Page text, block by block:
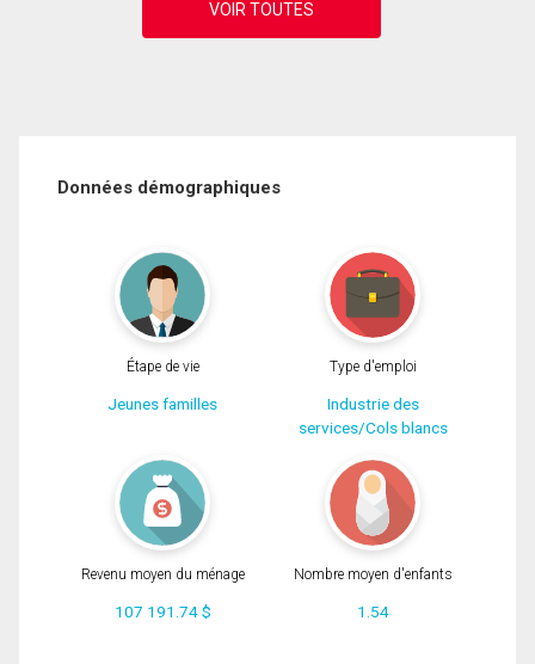
Données démographiques
Étape de vie
Jeunes familles
Type d'emploi
Industrie des
services/Cols blancs
Revenu moyen du ménage
107 191.74 $
Nombre moyen d'enfants
1.54